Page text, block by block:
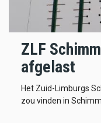
ZLF
afgelast
Het Zuid-Limburgs
zou vinden in